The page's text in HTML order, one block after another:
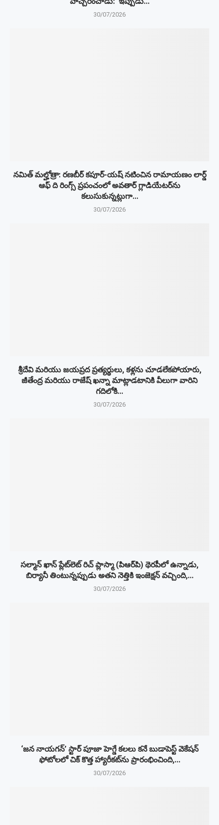
30/07/2026
నమిత్ మల్హోత్రా: రణబీర్ కపూర్-యష్ నటించిన రామాయణం లార్డ్
ఆఫ్ ది రింగ్స్ ప్రపంచంలో అవతార్ గ్లాడియేటర్‌ను
కలుసుకున్నట్లుగా...
30/07/2026
శ్రీదేవి మరియు జయప్రద ప్రత్యర్థులు, కళ్లను చూడలేకపోయారు,
జీతేంద్ర మరియు రాజేష్ ఖన్నా మాట్లాడటానికి వీలుగా వారిని
గదిలోకి...
30/07/2026
సల్మాన్ ఖాన్ ప్లేట్‌లెట్ రిచ్ ప్లాస్మా (పిఆర్‌పి) థెరపీలో ఉన్నాడు,
బిర్యానీ తింటున్నప్పుడు అతని నెత్తికి ఇంజెక్షన్ వచ్చింది,...
30/07/2026
‘జన నాయగన్’ స్టార్ పూజా హెగ్డే కలలు కనే బుడాపెస్ట్ వెకేషన్
ఫోటోలలో చిక్ కొత్త హ్యారీకట్‌ను ప్రారంభించింది,...
30/07/2026